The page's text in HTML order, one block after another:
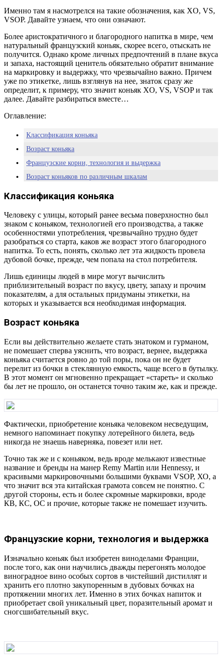
Именно там я насмотрелся на такие обозначения, как XO, VS,
VSOP. Давайте узнаем, что они означают.
Более аристократичного и благородного напитка в мире, чем
натуральный французский коньяк, скорее всего, отыскать не
получится. Однако кроме личных предпочтений в плане вкуса
и запаха, настоящий ценитель обязательно обратит внимание
на маркировку и выдержку, что чрезвычайно важно. Причем
уже по этикетке, лишь взглянув на нее, знаток сразу же
определит, к примеру, что значит коньяк XO, VS, VSOP и так
далее. Давайте разбираться вместе…
Оглавление:
Классификация коньяка
Возраст коньяка
Французские корни, технология и выдержка
Возраст коньяков по различным шкалам
Выдержка коньяка по советской шкале
Классификация коньяка
Человеку с улицы, который ранее весьма поверхностно был
знаком с коньяком, технологией его производства, а также
особенностями употребления, чрезвычайно трудно будет
разобраться со старта, каков же возраст этого благородного
напитка. То есть, понять, сколько лет эта жидкость провела
дубовой бочке, прежде, чем попала на стол потребителя.
Лишь единицы людей в мире могут вычислить
приблизительный возраст по вкусу, цвету, запаху и прочим
показателям, а для остальных придуманы этикетки, на
которых и указывается вся необходимая информация.
Возраст коньяка
Если вы действительно желаете стать знатоком и гурманом,
не помешает сперва уяснить, что возраст, вернее, выдержка
коньяка считается ровно до той поры, пока он не будет
перелит из бочки в стеклянную емкость, чаще всего в бутылку.
В этот момент он мгновенно прекращает «стареть» и сколько
бы лет не прошло, он останется точно таким же, как и прежде.
Фактически, приобретение коньяка человеком несведущим,
немного напоминает покупку лотерейного билета, ведь
никогда не знаешь наверняка, повезет или нет.
Точно так же и с коньяком, ведь вроде мелькают известные
название и бренды на манер Remy Martin или Hennessy, и
красивыми маркировочными большими буквами VSOP, ХО, а
что значит вся эта китайская грамота совсем не понятно. С
другой стороны, есть и более скромные маркировки, вроде
КВ, КС, ОС и прочие, которые также не помешает изучить.
Французские корни, технология и выдержка
Изначально коньяк был изобретен виноделами Франции,
после того, как они научились дважды перегонять молодое
виноградное вино особых сортов в чистейший дистиллят и
хранить его плотно закупоренным в дубовых бочках на
протяжении многих лет. Именно в этих бочках напиток и
приобретает свой уникальный цвет, поразительный аромат и
сногсшибательный вкус.